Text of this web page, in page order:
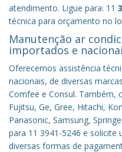
atendimento. Ligue para: 11
técnica para orçamento no
Manutenção ar
importados e
Oferecemos assistência
nacionais, de diversas
Comfee e Consul. Também,
Fujitsu, Ge, Gree, Hitachi,
Panasonic, Samsung,
para 11 3941-5246 e solicite
diversas formas de